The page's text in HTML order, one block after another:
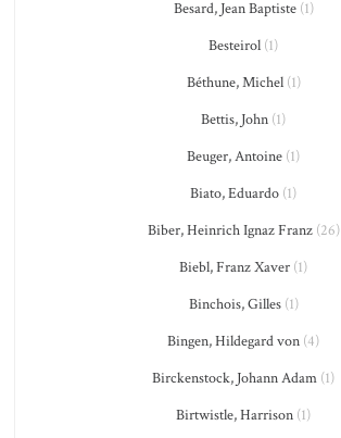
Besard, Jean Baptiste(1)
Besteirol (1)
Béthune, Michel(1)
Bettis, John (1)
Beuger, Antoine (1)
Biato, Eduardo (1)
Biber, Heinrich Ignaz Franz(26)
Biebl, Franz Xaver (1)
Binchois, Gilles(1)
Bingen, Hildegard von (4)
Birckenstock, Johann Adam (1)
Birtwistle, Harrison (1)